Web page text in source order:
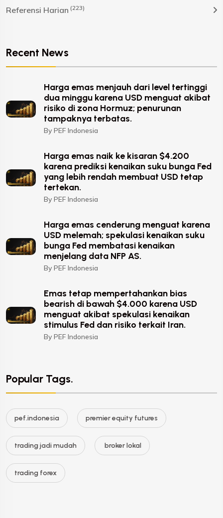
Referensi Harian (223)
Recent News
Harga emas menjauh dari level tertinggi
dua minggu karena USD menguat akibat
risiko di zona Hormuz; penurunan
tampaknya terbatas.
By PEF Indonesia
Harga emas naik ke kisaran $4.200
karena prediksi kenaikan suku bunga Fed
yang lebih rendah membuat USD tetap
tertekan.
By PEF Indonesia
Harga emas cenderung menguat karena
USD melemah; spekulasi kenaikan suku
bunga Fed membatasi kenaikan
menjelang data NFP AS.
By PEF Indonesia
Emas tetap mempertahankan bias
bearish di bawah $4.000 karena USD
menguat akibat spekulasi kenaikan
stimulus Fed dan risiko terkait Iran.
By PEF Indonesia
Popular Tags.
pef.indonesia premier equity futures
trading jadi mudah broker lokal
trading forex